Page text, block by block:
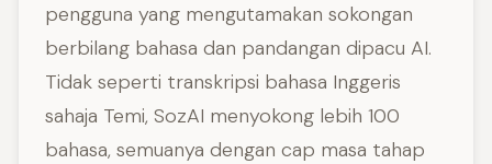
pengguna yang mengutamakan sokongan
berbilang bahasa dan pandangan dipacu AI.
Tidak seperti transkripsi bahasa Inggeris
sahaja Temi, SozAI menyokong lebih 100
bahasa, semuanya dengan cap masa tahap